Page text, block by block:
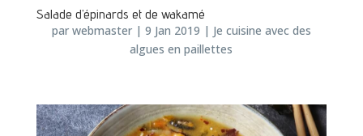
Salade d’épinards et de wakamé
par webmaster| 9 Jan 2019 | Je cuisine avec des
algues en paillettes